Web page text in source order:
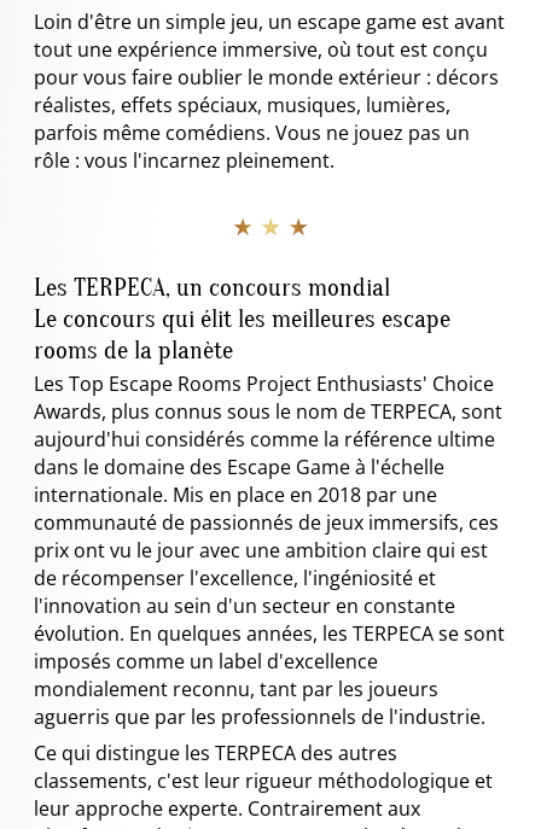
Loin d'être un simple jeu, un escape game est avant
tout une expérience immersive, où tout est conçu
pour vous faire oublier le monde extérieur : décors
réalistes, effets spéciaux, musiques, lumières,
parfois même comédiens. Vous ne jouez pas un
rôle : vous l'incarnez pleinement.
★ ★ ★
Les TERPECA, un concours mondial
Le concours qui élit les meilleures escape
rooms de la planète
Les Top Escape Rooms Project Enthusiasts' Choice
Awards, plus connus sous le nom de TERPECA, sont
aujourd'hui considérés comme la référence ultime
dans le domaine des Escape Game à l'échelle
internationale. Mis en place en 2018 par une
communauté de passionnés de jeux immersifs, ces
prix ont vu le jour avec une ambition claire qui est
de récompenser l'excellence, l'ingéniosité et
l'innovation au sein d'un secteur en constante
évolution. En quelques années, les TERPECA se sont
imposés comme un label d'excellence
mondialement reconnu, tant par les joueurs
aguerris que par les professionnels de l'industrie.
Ce qui distingue les TERPECA des autres
classements, c'est leur rigueur méthodologique et
leur approche experte. Contrairement aux